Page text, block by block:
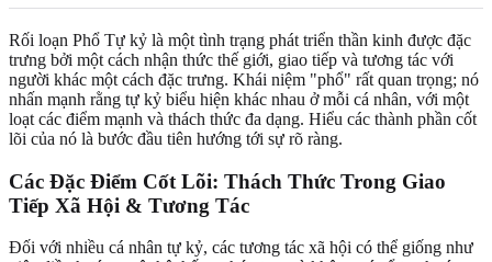
Rối loạn Phổ Tự kỷ là một tình trạng phát triển thần kinh được đặc
trưng bởi một cách nhận thức thế giới, giao tiếp và tương tác với
người khác một cách đặc trưng. Khái niệm "phổ" rất quan trọng; nó
nhấn mạnh rằng tự kỷ biểu hiện khác nhau ở mỗi cá nhân, với một
loạt các điểm mạnh và thách thức đa dạng. Hiểu các thành phần cốt
lõi của nó là bước đầu tiên hướng tới sự rõ ràng.
Các Đặc Điểm Cốt Lõi: Thách Thức Trong Giao
Tiếp Xã Hội & Tương Tác
Đối với nhiều cá nhân tự kỷ, các tương tác xã hội có thể giống như